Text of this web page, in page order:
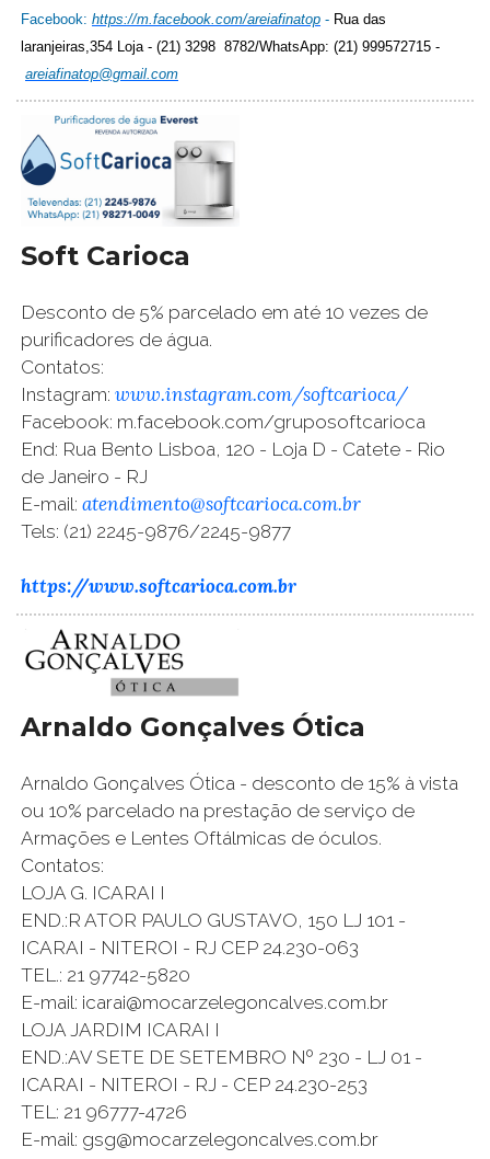
Facebook: https://m.facebook.com/areiafinatop - Rua das
laranjeiras,354 Loja - (21) 3298 8782/WhatsApp: (21) 999572715 -
areiafinatop@gmail.com
Soft Carioca
Desconto de 5% parcelado em até 10 vezes de
purificadores de água.
Contatos:
Instagram: www.instagram.com/softcarioca/
Facebook: m.facebook.com/gruposoftcarioca
End: Rua Bento Lisboa, 120 - Loja D - Catete - Rio
de Janeiro - RJ
E-mail: atendimento@softcarioca.com.br
Tels: (21) 2245-9876/2245-9877
https://www.softcarioca.com.br
Arnaldo Gonçalves Ótica
Arnaldo Gonçalves Ótica - desconto de 15% à vista
ou 10% parcelado na prestação de serviço de
Armações e Lentes Oftálmicas de óculos.
Contatos:
LOJA G. ICARAI I
END.:R ATOR PAULO GUSTAVO, 150 LJ 101 -
ICARAI - NITEROI - RJ CEP 24.230-063
TEL.: 21 97742-5820
E-mail: icarai@mocarzelegoncalves.com.br
LOJA JARDIM ICARAI I
END.:AV SETE DE SETEMBRO Nº 230 - LJ 01 -
ICARAI - NITEROI - RJ - CEP 24.230-253
TEL: 21 96777-4726
E-mail: gsg@mocarzelegoncalves.com.br